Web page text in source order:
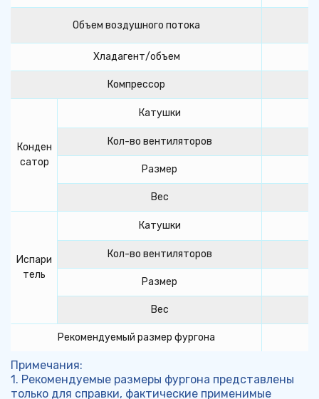
Объем воздушного потока
Хладагент/объем
Компрессор
Конден
сатор
Катушки
Кол-во вентиляторов
Размер
Вес
Испари
тель
Катушки
Кол-во вентиляторов
Размер
Вес
Рекомендуемый размер фургона
Примечания:
1. Рекомендуемые размеры фургона представлены
только для справки, фактические применимые